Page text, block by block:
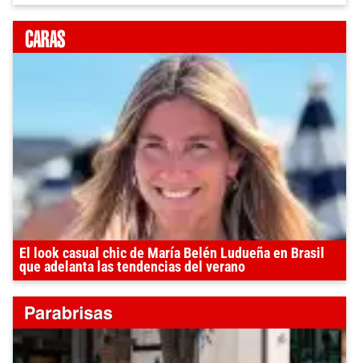
El look casual chic de María Belén Ludueña en Brasil
que adelanta las tendencias del verano